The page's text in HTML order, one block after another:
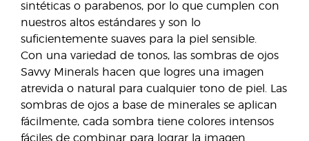
sintéticas o parabenos, por lo que cumplen con
nuestros altos estándares y son lo
suficientemente suaves para la piel sensible.
Con una variedad de tonos, las sombras de ojos
Savvy Minerals hacen que logres una imagen
atrevida o natural para cualquier tono de piel. Las
sombras de ojos a base de minerales se aplican
fácilmente, cada sombra tiene colores intensos
fáciles de combinar para lograr la imagen